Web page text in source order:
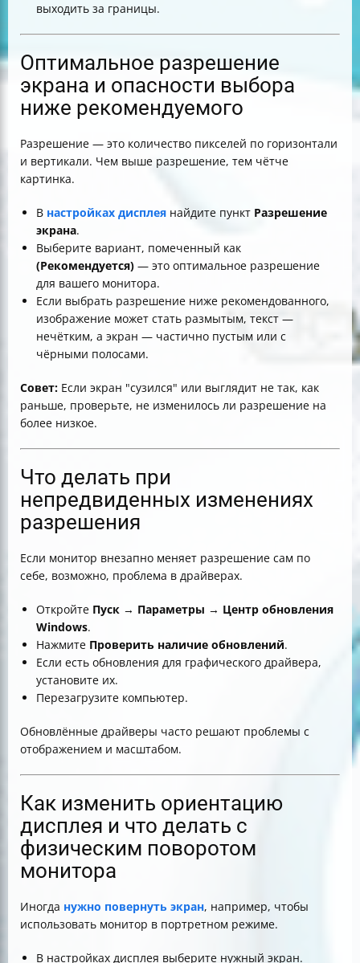
выходить за границы.
Оптимальное разрешение
экрана и опасности выбора
ниже рекомендуемого
Разрешение — это количество пикселей по горизонтали
и вертикали. Чем выше разрешение, тем чётче
картинка.
В настройках дисплея найдите пункт Разрешение
экрана.
Выберите вариант, помеченный как
(Рекомендуется) — это оптимальное разрешение
для вашего монитора.
Если выбрать разрешение ниже рекомендованного,
изображение может стать размытым, текст —
нечётким, а экран — частично пустым или с
чёрными полосами.
Совет: Если экран "сузился" или выглядит не так, как
раньше, проверьте, не изменилось ли разрешение на
более низкое.
Что делать при
непредвиденных изменениях
разрешения
Если монитор внезапно меняет разрешение сам по
себе, возможно, проблема в драйверах.
Откройте Пуск → Параметры → Центр обновления
Windows.
Нажмите Проверить наличие обновлений.
Если есть обновления для графического драйвера,
установите их.
Перезагрузите компьютер.
Обновлённые драйверы часто решают проблемы с
отображением и масштабом.
Как изменить ориентацию
дисплея и что делать с
физическим поворотом
монитора
Иногда нужно повернуть экран, например, чтобы
использовать монитор в портретном режиме.
В настройках дисплея выберите нужный экран.